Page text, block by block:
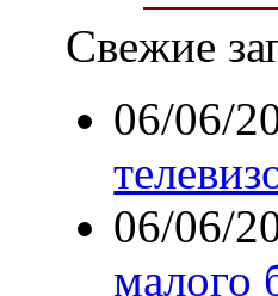
Свежие
06/06/
06/06/
малого